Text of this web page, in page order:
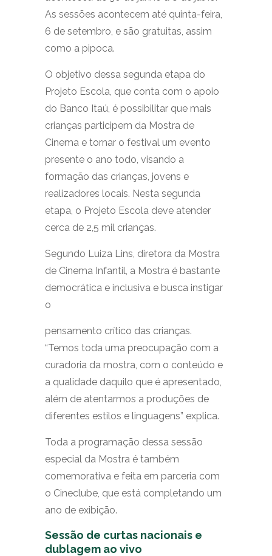
As sessões acontecem até quinta-feira,
6 de setembro, e são gratuitas, assim
como a pipoca.
O objetivo dessa segunda etapa do
Projeto Escola, que conta com o apoio
do Banco Itaú, é possibilitar que mais
crianças participem da Mostra de
Cinema e tornar o festival um evento
presente o ano todo, visando a
formação das crianças, jovens e
realizadores locais. Nesta segunda
etapa, o Projeto Escola deve atender
cerca de 2,5 mil crianças.
Segundo Luiza Lins, diretora da Mostra
de Cinema Infantil, a Mostra é bastante
democrática e inclusiva e busca instigar
o
pensamento crítico das crianças.
“Temos toda uma preocupação com a
curadoria da mostra, com o conteúdo e
a qualidade daquilo que é apresentado,
além de atentarmos a produções de
diferentes estilos e linguagens” explica.
Toda a programação dessa sessão
especial da Mostra é também
comemorativa e feita em parceria com
o Cineclube, que está completando um
ano de exibição.
Sessão de curtas nacionais e
dublagem ao vivo